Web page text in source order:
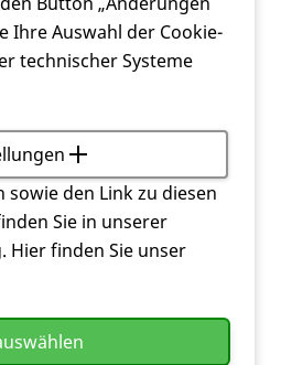
zum
extra beantragt
Voraussetzungen (z.B.
Parkausweise und
bei den zuständigen
oder Stadtverwaltungen
Thema finden Sie in
oderhier.
Ihre Auswahl der Cookie-
technischer Systeme
den Link zu diesen
Sie in unserer
. Hier finden Sie unser